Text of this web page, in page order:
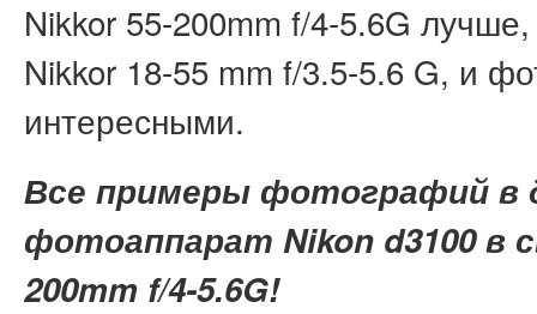
Nikkor 55-200mm f/4-5.6G
Nikkor 18-55 mm f/3.5-5.6 G, и
интересными.
Все примеры фотографий в
фотоаппарат Nikon d3100 в
200mm f/4-5.6G!